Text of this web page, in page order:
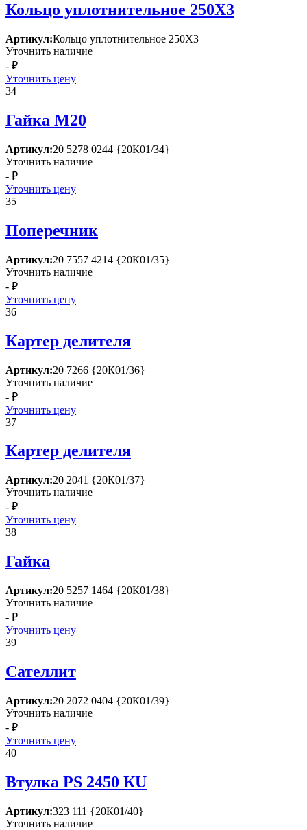
Кольцо уплотнительное 250Х3
Артикул:Кольцо уплотнительное 250Х3
Уточнить наличие
- ₽
Уточнить цену
34
Гайка М20
Артикул:20 5278 0244 {20К01/34}
Уточнить наличие
- ₽
Уточнить цену
35
Поперечник
Артикул:20 7557 4214 {20К01/35}
Уточнить наличие
- ₽
Уточнить цену
36
Картер делителя
Артикул:20 7266 {20К01/36}
Уточнить наличие
- ₽
Уточнить цену
37
Картер делителя
Артикул:20 2041 {20К01/37}
Уточнить наличие
- ₽
Уточнить цену
38
Гайка
Артикул:20 5257 1464 {20К01/38}
Уточнить наличие
- ₽
Уточнить цену
39
Сателлит
Артикул:20 2072 0404 {20К01/39}
Уточнить наличие
- ₽
Уточнить цену
40
Втулка РS 2450 КU
Артикул:323 111 {20К01/40}
Уточнить наличие